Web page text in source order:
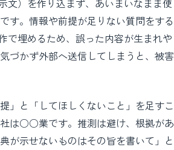
文）を作り込まず、あいまいなまま使
す。情報や前提が足りない質問をする
で埋めるため、誤った内容が生まれや
づかず外部へ送信してしまうと、被害
」と「してほしくないこと」を足すこ
は○○業です。推測は避け、根拠があ
が示せないものはその旨を書いて」と